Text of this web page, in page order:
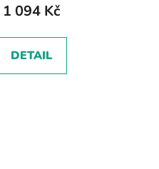
1 094 Kč
DETAIL